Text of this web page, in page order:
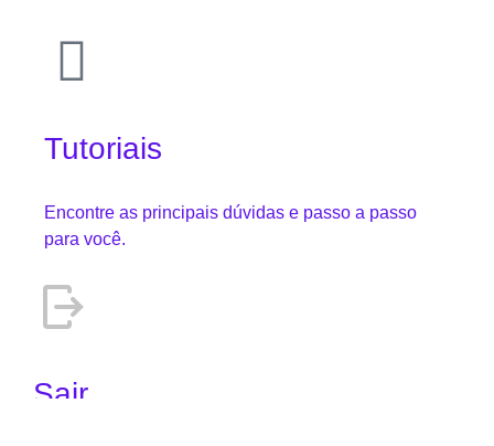
Tutoriais
Encontre as principais dúvidas e passo a passo
para você.
Sair